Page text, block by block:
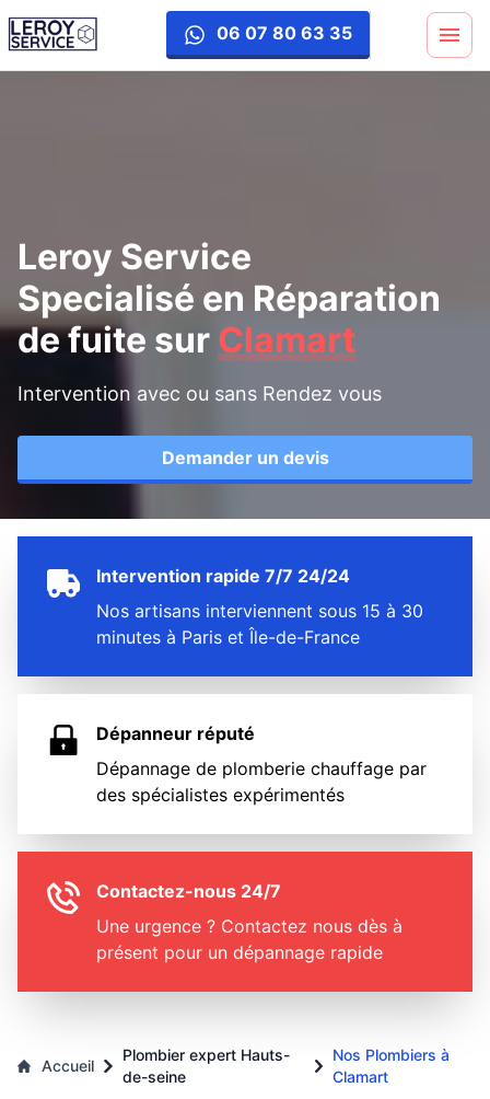
06 07 80 63 35
reparation-fuite
Leroy Service
Specialisé en Réparation
de fuite sur Clamart
Intervention avec ou sans Rendez vous
Demander un devis
Intervention rapide 7/7 24/24
Nos artisans interviennent sous 15 à 30
minutes à Paris et Île-de-France
Dépanneur réputé
Dépannage de plomberie chauffage par
des spécialistes expérimentés
Contactez-nous 24/7
Une urgence ? Contactez nous dès à
présent pour un dépannage rapide
Accueil
Plombier expert Hauts-
de-seine
Nos Plombiers à
Clamart